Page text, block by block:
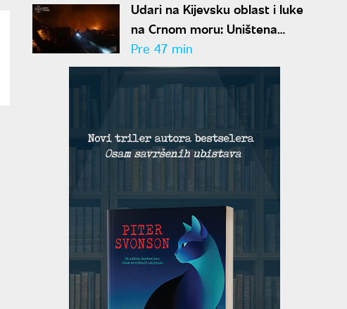
Udari na Kijevsku oblast i luke
na Crnom moru: Uništena
fabrika projektila, u napadu ima
poginulih
Pre 47 min